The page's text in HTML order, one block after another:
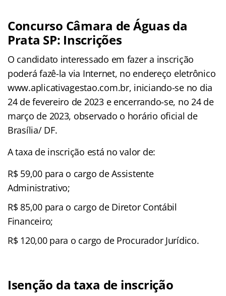
Concurso Câmara de Águas da
Prata SP: Inscrições
O candidato interessado em fazer a inscrição
poderá fazê-la via Internet, no endereço eletrônico
www.aplicativagestao.com.br, iniciando-se no dia
24 de fevereiro de 2023 e encerrando-se, no 24 de
março de 2023, observado o horário oficial de
Brasília/ DF.
A taxa de inscrição está no valor de:
R$ 59,00 para o cargo de Assistente
Administrativo;
R$ 85,00 para o cargo de Diretor Contábil
Financeiro;
R$ 120,00 para o cargo de Procurador Jurídico.
Isenção da taxa de inscrição